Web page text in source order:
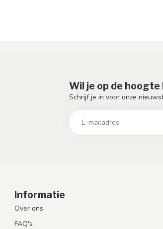
Wil je op de
Schrijf je in voor onze
Informatie
Over ons
FAQ's